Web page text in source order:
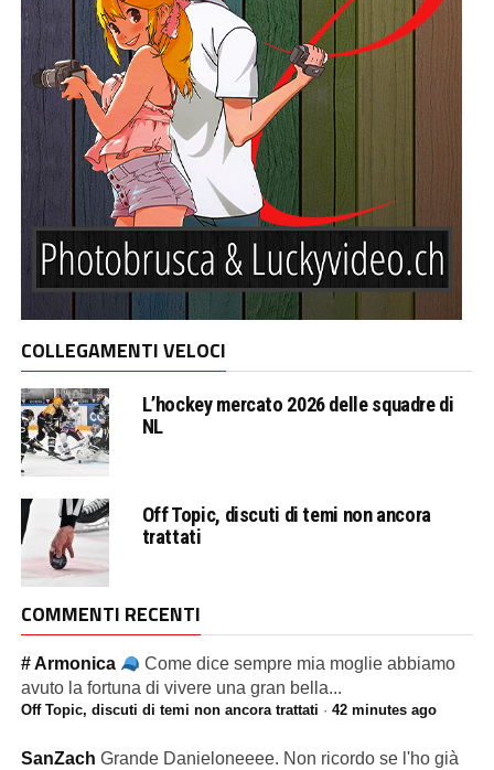
COLLEGAMENTI VELOCI
L’hockey mercato 2026 delle squadre di
NL
Off Topic, discuti di temi non ancora
trattati
COMMENTI RECENTI
# Armonica
Come dice sempre mia moglie abbiamo
avuto la fortuna di vivere una gran bella...
Off Topic, discuti di temi non ancora trattati · 42 minutes ago
SanZach Grande Danieloneeee. Non ricordo se l'ho già